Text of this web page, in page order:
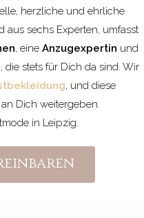
herzliche und ehrliche
aus sechs Experten, umfasst
, eine Anzugexpertin und
, die stets für Dich da sind. Wir
, und diese
Dich weitergeben.
in Leipzig.